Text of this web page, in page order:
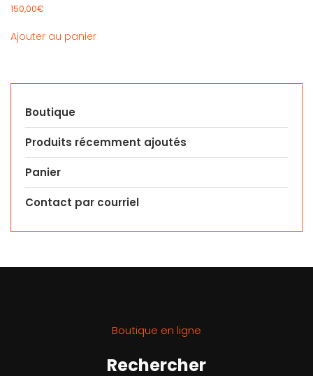
150,00€
Ajouter au panier
Boutique
Produits récemment ajoutés
Panier
Contact par courriel
Boutique en ligne
Rechercher